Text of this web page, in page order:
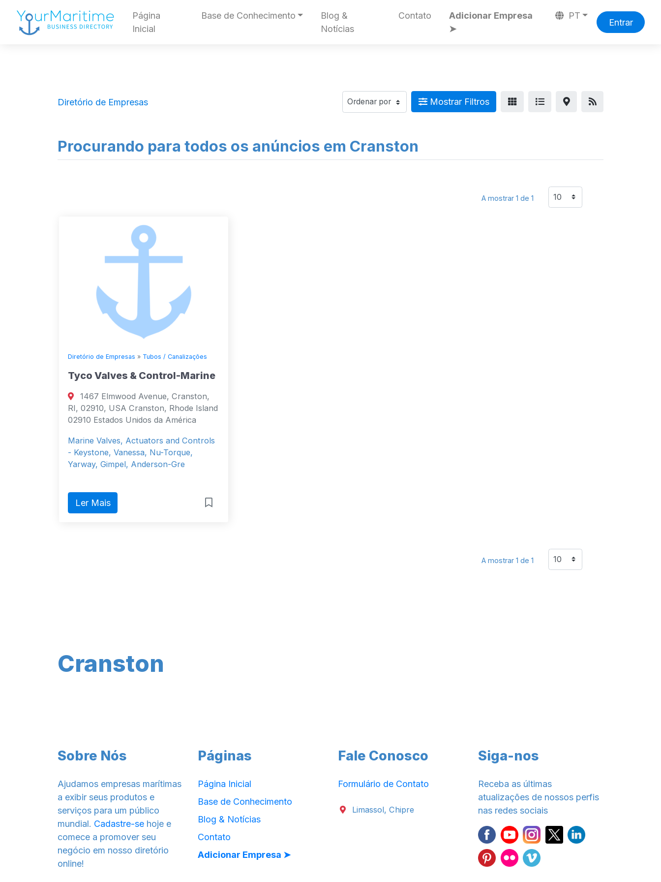
Página
Inicial
Base de Conhecimento
Blog &
Notícias
Contato
Adicionar Empresa
➤
PT
Entrar
Diretório de Empresas Mostrar Filtros
Procurando para todos os anúncios em Cranston
A mostrar 1 de 1
Diretório de Empresas » Tubos / Canalizações
Tyco Valves & Control-Marine
1467 Elmwood Avenue, Cranston,
RI, 02910, USA Cranston, Rhode Island
02910 Estados Unidos da América
Marine Valves, Actuators and Controls
- Keystone, Vanessa, Nu-Torque,
Yarway, Gimpel, Anderson-Gre
Ler Mais
A mostrar 1 de 1
Cranston
Sobre Nós
Ajudamos empresas marítimas
a exibir seus produtos e
serviços para um público
mundial. Cadastre-se hoje e
comece a promover seu
negócio em nosso diretório
online!
Páginas
Página Inicial
Base de Conhecimento
Blog & Notícias
Contato
Adicionar Empresa ➤
Fale Conosco
Formulário de Contato
Limassol, Chipre
Siga-nos
Receba as últimas
atualizações de nossos perfis
nas redes sociais